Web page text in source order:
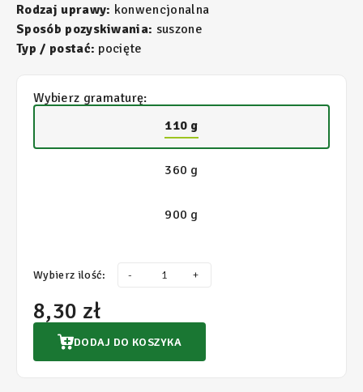
Rodzaj uprawy: konwencjonalna
Sposób pozyskiwania: suszone
Typ / postać: pocięte
Wybierz gramaturę:
110 g
360 g
900 g
Wybierz ilość: - +
8,30 zł
DODAJ DO KOSZYKA